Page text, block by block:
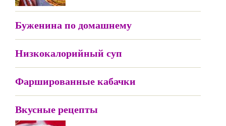
Буженина по домашнему
Низкокалорийный суп
Фаршированные кабачки
Вкусные рецепты